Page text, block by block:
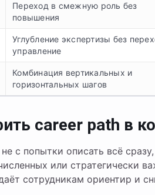
Переход в смежную роль без
повышения
Углубление экспертизы без
управление
Комбинация вертикальных и
горизонтальных шагов
career path в
с попытки описать всё
или стратегически
сотрудникам ориентир и